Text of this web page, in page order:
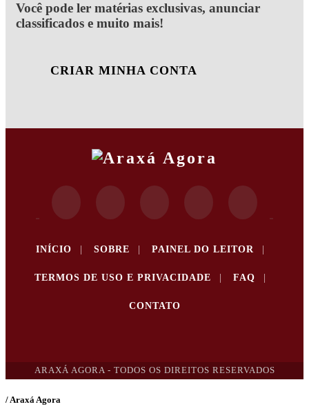
Você pode ler matérias exclusivas, anunciar
classificados e muito mais!
CRIAR MINHA CONTA
INÍCIO SOBRE PAINEL DO LEITOR
TERMOS DE USO E PRIVACIDADE FAQ
CONTATO
ARAXÁ AGORA - TODOS OS DIREITOS RESERVADOS
/ Araxá Agora